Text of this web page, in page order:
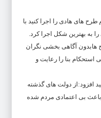
طرح های هادی را اجرا کنید با
به بهترین شکل اجرا کرد.
هابدون آگاهی بخشی نگران
استحکام بنا را رعایت و
افزود:از دولت های گذشته
باعث بی اعتمادی مردم شده